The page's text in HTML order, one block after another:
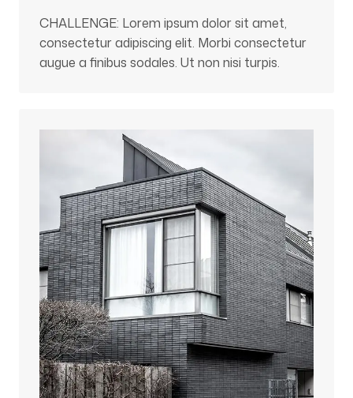
CHALLENGE: Lorem ipsum dolor sit amet,
consectetur adipiscing elit. Morbi consectetur
augue a finibus sodales. Ut non nisi turpis.